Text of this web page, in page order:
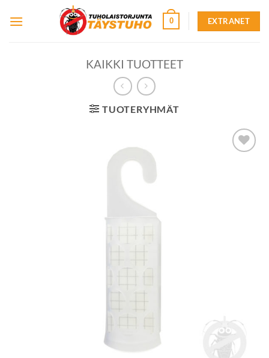
0 EXTRANET
KAIKKI TUOTTEET
TUOTERYHMÄT